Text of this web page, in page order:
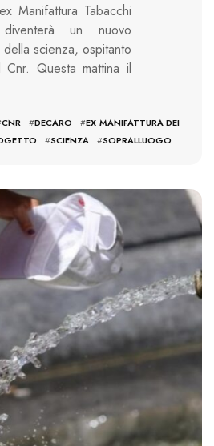
Manifattura Tabacchi
un nuovo
scienza, ospitanto
Questa mattina il
CNR #DECARO #EX MANIFATTURA DEI
#SCIENZA #SOPRALLUOGO